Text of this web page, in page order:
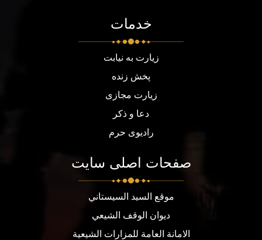
خدمات
زیارت به نیابت
پخش زنده
زیارت مجازی
دعا و ذکر
رادیوی حرم
صفحات اصلی سایت
موقع السيد السيستاني
ديوان الوقف الشيعي
الامانة العامة للمزارات الشيعية